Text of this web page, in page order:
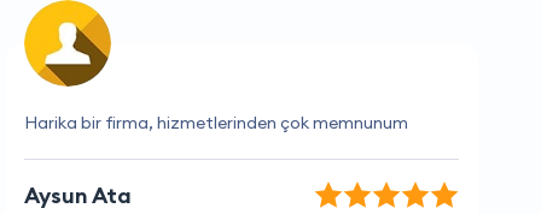
Her zaman hızlı ve verimli bir hizmet.
Gizem Çetin